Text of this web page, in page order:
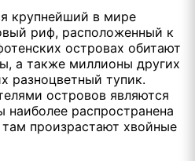
крупнейший в мире
риф, расположенный к
островах обитают
а также миллионы других
разноцветный тупик.
островов являются
распространена
произрастают хвойные